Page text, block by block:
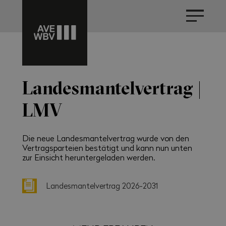
Landesmantelvertrag |
LMV
Die neue Landesmantelvertrag wurde von den
Vertragsparteien bestätigt und kann nun unten
zur Einsicht heruntergeladen werden.
Landesmantelvertrag 2026-2031